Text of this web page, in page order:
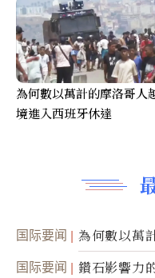
国际要闻
為何數以萬
達
国际要闻 鑽石影響力
為何數以萬計的摩洛哥人
境進入西班牙休達